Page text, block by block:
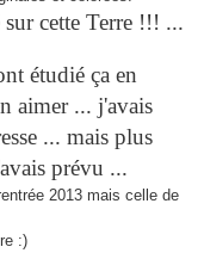
cette Terre !!! ...
étudié ça en
aimer ... j'avais
... mais plus
prévu ...
2013 mais celle de
:)